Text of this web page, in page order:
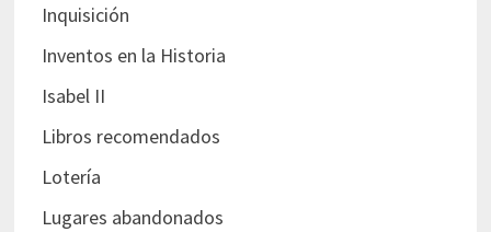
Inquisición
Inventos en la Historia
Isabel II
Libros recomendados
Lotería
Lugares abandonados